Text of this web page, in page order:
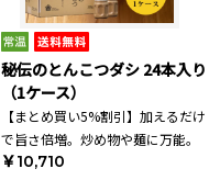
秘伝のとんこつダシ 24本入り
（1ケース）
【まとめ買い5%割引】加えるだけ
で旨さ倍増。炒め物や麺に万能。
￥10,710